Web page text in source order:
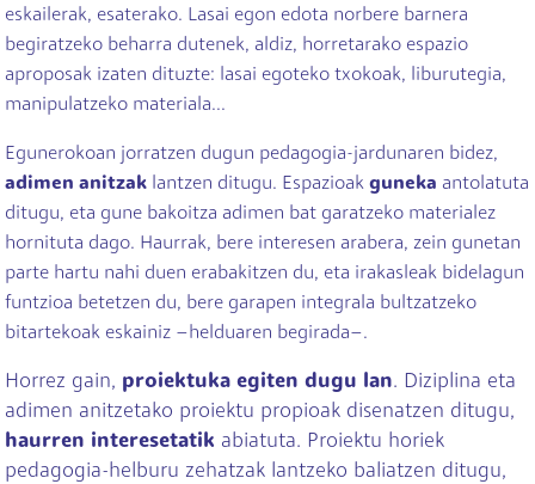
eskailerak, esaterako. Lasai egon edota norbere barnera
begiratzeko beharra dutenek, aldiz, horretarako espazio
aproposak izaten dituzte: lasai egoteko txokoak, liburutegia,
manipulatzeko materiala...
Egunerokoan jorratzen dugun pedagogia-jardunaren bidez,
adimen anitzak lantzen ditugu. Espazioak guneka antolatuta
ditugu, eta gune bakoitza adimen bat garatzeko materialez
hornituta dago. Haurrak, bere interesen arabera, zein gunetan
parte hartu nahi duen erabakitzen du, eta irakasleak bidelagun
funtzioa betetzen du, bere garapen integrala bultzatzeko
bitartekoak eskainiz –helduaren begirada–.
Horrez gain, proiektuka egiten dugu lan. Diziplina eta
adimen anitzetako proiektu propioak disenatzen ditugu,
haurren interesetatik abiatuta. Proiektu horiek
pedagogia-helburu zehatzak lantzeko baliatzen ditugu,